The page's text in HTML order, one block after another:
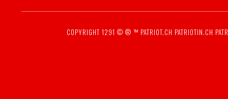
COPYRIGHT 1291 © ® ™ PATRIOT.CH PATRIOTIN.CH